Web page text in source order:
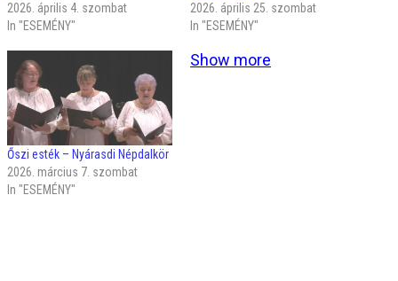
2026. április 4. szombat
In "ESEMÉNY"
2026. április 25. szombat
In "ESEMÉNY"
Őszi esték – Nyárasdi Népdalkör
2026. március 7. szombat
In "ESEMÉNY"
Show more